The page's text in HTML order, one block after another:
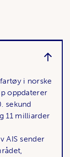
i norske
oppdaterer
sekund
11 milliarder
AIS sender